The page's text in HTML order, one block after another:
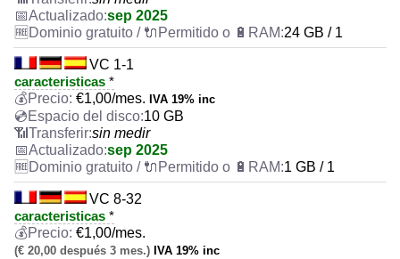
sep 2025
24 GB / 1
VC 1-1
caracteristicas *
€1,00/mes. IVA 19% inc
10 GB
sin medir
sep 2025
1 GB / 1
VC 8-32
caracteristicas *
€1,00/mes.
(€ 20,00 después 3 mes.) IVA 19% inc